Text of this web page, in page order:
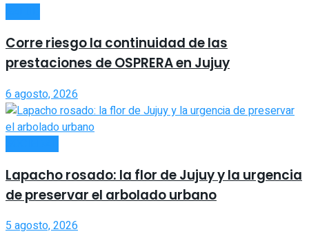
Corre riesgo la continuidad de las
prestaciones de OSPRERA en Jujuy
6 agosto, 2026
Lapacho rosado: la flor de Jujuy y la urgencia
de preservar el arbolado urbano
5 agosto, 2026